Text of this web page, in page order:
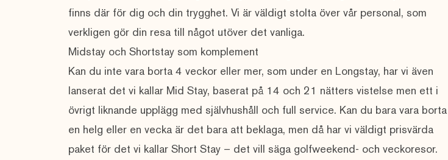
finns där för dig och din trygghet. Vi är väldigt stolta över vår personal, som
verkligen gör din resa till något utöver det vanliga.
Midstay och Shortstay som komplement
Kan du inte vara borta 4 veckor eller mer, som under en Longstay, har vi även
lanserat det vi kallar Mid Stay, baserat på 14 och 21 nätters vistelse men ett i
övrigt liknande upplägg med självhushåll och full service. Kan du bara vara borta
en helg eller en vecka är det bara att beklaga, men då har vi väldigt prisvärda
paket för det vi kallar Short Stay – det vill säga golfweekend - och veckoresor.